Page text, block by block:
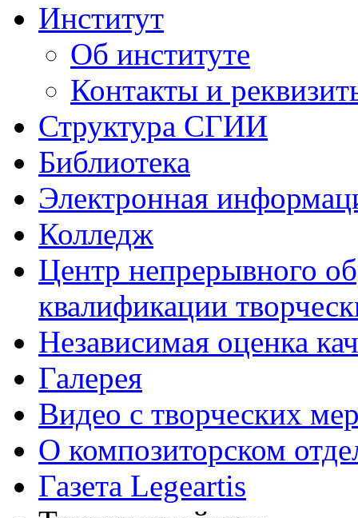
Институт
Об институте
Контакты и
Структура СГИИ
Библиотека
Электронная
Колледж
Центр непрерывного
квалификации
Независимая оценка
Галерея
Видео с творческих
О композиторском
Газета Legeartis